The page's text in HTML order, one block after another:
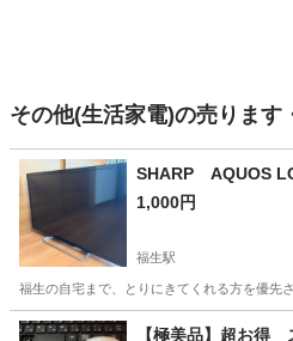
その他(生活家電)の売ります
1,000円
福生駅
福生の自宅まで、とりにきてくれる方を優先
東京 福生市 福生駅 テレビ
【極美品】超お